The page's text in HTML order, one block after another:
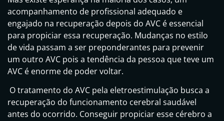
acompanhamento de profissional adequado e
engajado na recuperação depois do AVC é essencial
para propiciar essa recuperação. Mudanças no estilo
de vida passam a ser preponderantes para prevenir
um outro AVC pois a tendência da pessoa que teve um
AVC é enorme de poder voltar.
O tratamento do AVC pela eletroestimulação busca a
recuperação do funcionamento cerebral saudável
antes do ocorrido. Conseguir propiciar esse cérebro a